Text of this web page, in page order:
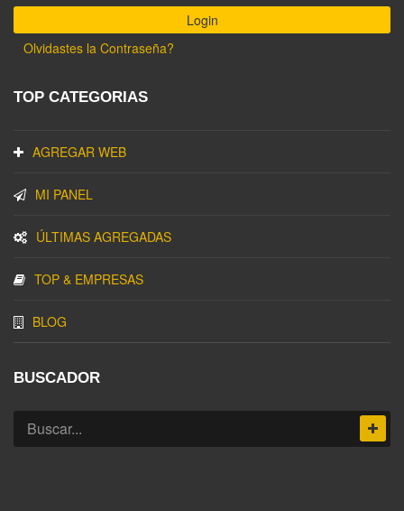
Olvidastes la Contraseña?
TOP CATEGORIAS
AGREGAR WEB
MI PANEL
ÚLTIMAS AGREGADAS
TOP & EMPRESAS
BLOG
BUSCADOR